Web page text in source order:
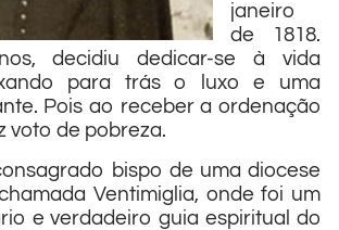
janeiro
de 1818.
decidiu dedicar-se à vida
para trás o luxo e uma
Pois ao receber a ordenação
voto de pobreza.
bispo de uma diocese
Ventimiglia, onde foi um
e verdadeiro guia espiritual do